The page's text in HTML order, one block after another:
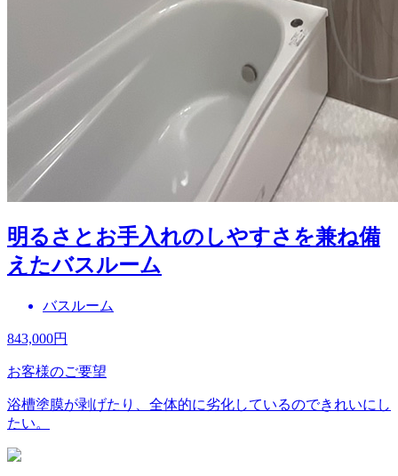
明るさとお手入れのしやすさを兼ね備
えたバスルーム
バスルーム
843,000円
お客様のご要望
浴槽塗膜が剥げたり、全体的に劣化しているのできれいにし
たい。